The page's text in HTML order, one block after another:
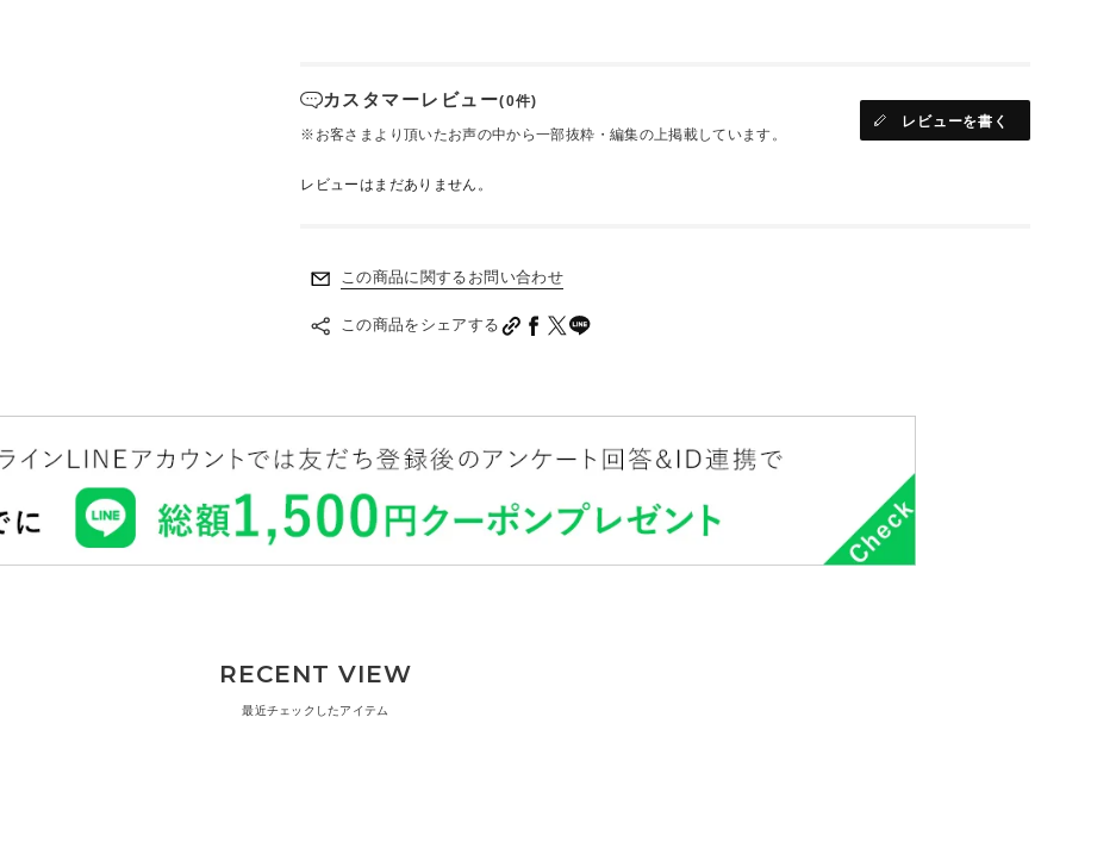
カスタマーレビュー(0件)
※お客さまより頂いたお声の中から一部抜粋・編集の上掲載しています。
レビューを書く
レビューはまだありません。
この商品に関するお問い合わせ
この商品をシェアする
RECENT VIEW
最近チェックしたアイテム